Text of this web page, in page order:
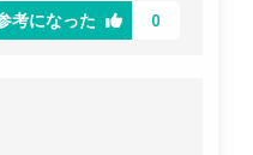
考になった 0